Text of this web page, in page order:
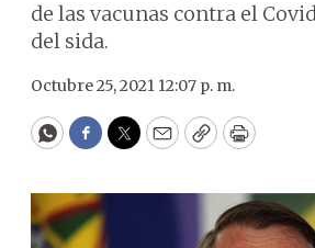
de las vacunas contra el
del sida.
Octubre 25, 2021 12:07 p. m.
WhatsApp
Facebook
Twitter
EmailCopyPrint